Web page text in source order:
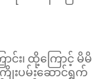
း၊ ထို့ကြောင့် မိမိ
းပမ်းဆောင်ရွက်